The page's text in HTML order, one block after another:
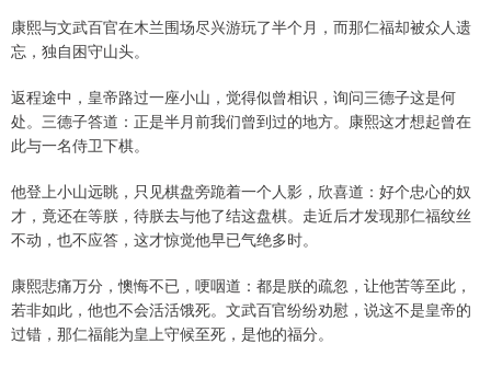
康熙与文武百官在木兰围场尽兴游玩了半个月，而那仁福却被众人遗
忘，独自困守山头。
返程途中，皇帝路过一座小山，觉得似曾相识，询问三德子这是何
处。三德子答道：正是半月前我们曾到过的地方。康熙这才想起曾在
此与一名侍卫下棋。
他登上小山远眺，只见棋盘旁跪着一个人影，欣喜道：好个忠心的奴
才，竟还在等朕，待朕去与他了结这盘棋。走近后才发现那仁福纹丝
不动，也不应答，这才惊觉他早已气绝多时。
康熙悲痛万分，懊悔不已，哽咽道：都是朕的疏忽，让他苦等至此，
若非如此，他也不会活活饿死。文武百官纷纷劝慰，说这不是皇帝的
过错，那仁福能为皇上守候至死，是他的福分。